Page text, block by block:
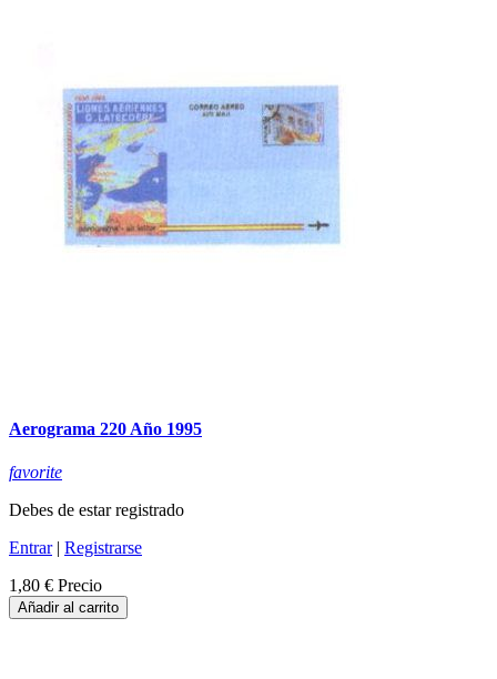
Aerograma 220 Año 1995
favorite
Debes de estar registrado
Entrar| Registrarse
1,80 € Precio
Añadir al carrito